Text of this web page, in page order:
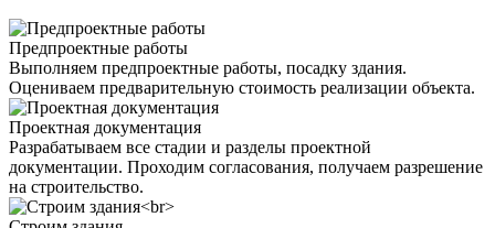
Предпроектные работы
Выполняем предпроектные работы, посадку здания.
Оцениваем предварительную стоимость реализации объекта.
Проектная документация
Разрабатываем все стадии и разделы проектной
документации. Проходим согласования, получаем разрешение
на строительство.